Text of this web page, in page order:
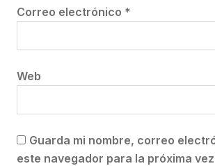
Correo electrónico *
Web
Guarda mi nombre, correo
este navegador para la próxima